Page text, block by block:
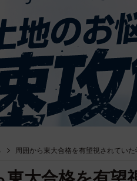
周囲から東大合格を有望視されてい